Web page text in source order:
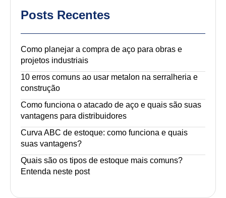
Posts Recentes
Como planejar a compra de aço para obras e
projetos industriais
10 erros comuns ao usar metalon na serralheria e
construção
Como funciona o atacado de aço e quais são suas
vantagens para distribuidores
Curva ABC de estoque: como funciona e quais
suas vantagens?
Quais são os tipos de estoque mais comuns?
Entenda neste post